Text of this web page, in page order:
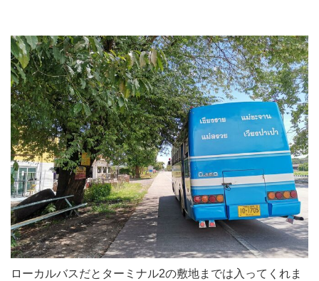
ローカルバスだとターミナル2の敷地までは入ってくれま